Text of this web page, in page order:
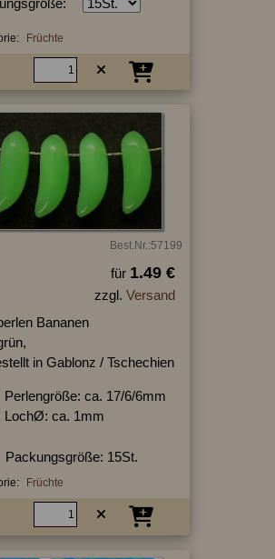
Früchte
Best.Nr.:57199
für 1.49 €
zzgl. Versand
Bananen
in Gablonz / Tschechien
Perlengröße: ca. 17/6/6mm
LochØ: ca. 1mm
Packungsgröße: 15St.
Früchte